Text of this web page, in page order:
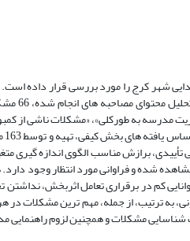
شهر کرج را مورد بررسی قرار داده
مدرسه به طورکلی»، «مشکلات ناشی از
برازش مناسب الگوی اندازه گیری
شده و فراوانی مورد انتظار وجود
کم در برقراری تعامل اثربخش،
به ترتیب، از جمله، مهم ترین مشکلات
مشکلات و همچنین لزوم راهنمایی